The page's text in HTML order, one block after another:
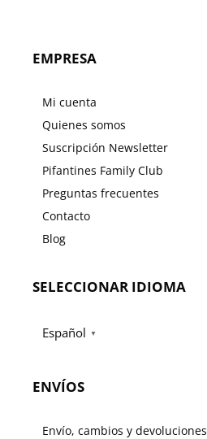
EMPRESA
Mi cuenta
Quienes somos
Suscripción Newsletter
Pifantines Family Club
Preguntas frecuentes
Contacto
Blog
SELECCIONAR IDIOMA
Español ▼
ENVÍOS
Envío, cambios y devoluciones